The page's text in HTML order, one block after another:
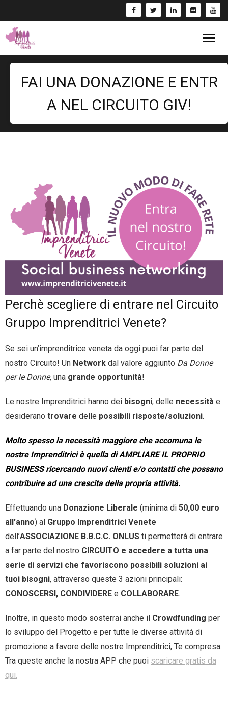
Libri
Fai una Donazione e entra nel Circuito GIV!
- Entra nel Circuito
Contatti
FAI UNA DONAZIONE E ENTR
A NEL CIRCUITO GIV!
Perchè scegliere di entrare nel Circuito
Gruppo Imprenditrici Venete?
Se sei un’imprenditrice veneta da oggi puoi far parte del
nostro Circuito! Un Network dal valore aggiunto Da Donne
per le Donne, una grande opportunità!
Le nostre Imprenditrici hanno dei bisogni, delle necessità e
desiderano trovare delle possibili risposte/soluzioni.
Molto spesso la necessità maggiore che accomuna le
nostre Imprenditrici è quella di AMPLIARE IL PROPRIO
BUSINESS ricercando nuovi clienti e/o contatti che possano
contribuire ad una crescita della propria attività.
Effettuando una Donazione Liberale (minima di 50,00 euro
all’anno) al Gruppo Imprenditrici Venete
dell’ASSOCIAZIONE B.B.C.C. ONLUS ti permetterà di entrare
a far parte del nostro CIRCUITO e accedere a tutta una
serie di servizi che favoriscono possibili soluzioni ai
tuoi bisogni, attraverso queste 3 azioni principali:
CONOSCERSI, CONDIVIDERE e COLLABORARE.
Inoltre, in questo modo sosterrai anche il Crowdfunding per
lo sviluppo del Progetto e per tutte le diverse attività di
promozione a favore delle nostre Imprenditrici, Te compresa.
Tra queste anche la nostra APP che puoi scaricare gratis da
qui.